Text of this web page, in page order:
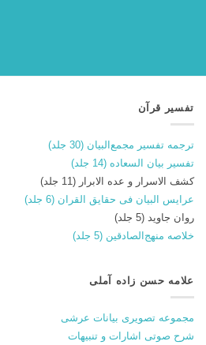
تفسیر قرآن
ترجمه تفسیر مجمع‌البیان (30 جلد)
تفسیر بیان السعاده (14 جلد)
کشف الاسرار و عده الابرار (11 جلد)
عرایس البیان فی حقایق القران (6 جلد)
روان جاوید (5 جلد)
خلاصه منهج‌الصادقین (5 جلد)
علامه حسن زاده آملی
مجموعه تصویری بیانات عرشی
شرح صوتی اشارات و تنبیهات